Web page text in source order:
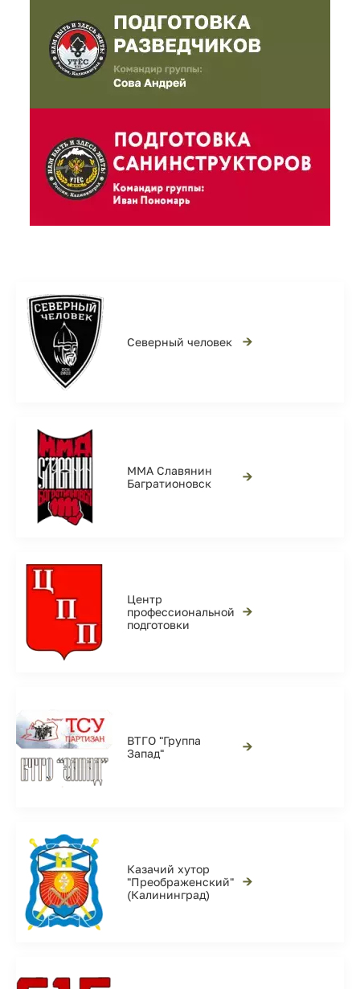
Северный человек →
ММА Славянин
Багратионовск
→
Центр
профессиональной
подготовки
→
ВТГО "Группа
Запад"
→
Казачий хутор
"Преображенский"
(Калининград)
→